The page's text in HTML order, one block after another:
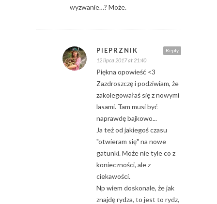
wyzwanie…? Może.
Reply
PIEPRZNIK
12 lipca 2017 at 21:40
Piękna opowieść <3
Zazdroszczę i podziwiam, że
zakolegowałaś się z nowymi
lasami. Tam musi być
naprawdę bajkowo...
Ja też od jakiegoś czasu
"otwieram się" na nowe
gatunki. Może nie tyle co z
konieczności, ale z
ciekawości.
Np wiem doskonale, że jak
znajdę rydza, to jest to rydz,